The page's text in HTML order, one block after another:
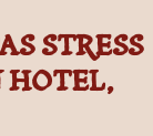
STRESS